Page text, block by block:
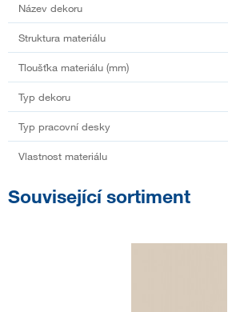
Název dekoru
Struktura materiálu
Tloušťka materiálu (mm)
Typ dekoru
Typ pracovní desky
Vlastnost materiálu
Související sortiment